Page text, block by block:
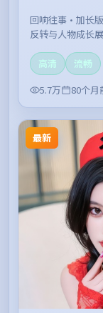
回响往事·加长版
反转与人物成长
高清
流畅
5.7万
80个月
最新